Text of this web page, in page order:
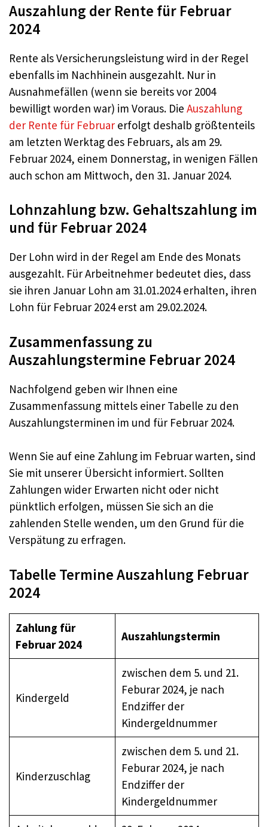
Auszahlung der Rente für Februar
2024
Rente als Versicherungsleistung wird in der Regel
ebenfalls im Nachhinein ausgezahlt. Nur in
Ausnahmefällen (wenn sie bereits vor 2004
bewilligt worden war) im Voraus. Die Auszahlung
der Rente für Februar erfolgt deshalb größtenteils
am letzten Werktag des Februars, als am 29.
Februar 2024, einem Donnerstag, in wenigen Fällen
auch schon am Mittwoch, den 31. Januar 2024.
Lohnzahlung bzw. Gehaltszahlung im
und für Februar 2024
Der Lohn wird in der Regel am Ende des Monats
ausgezahlt. Für Arbeitnehmer bedeutet dies, dass
sie ihren Januar Lohn am 31.01.2024 erhalten, ihren
Lohn für Februar 2024 erst am 29.02.2024.
Zusammenfassung zu
Auszahlungstermine Februar 2024
Nachfolgend geben wir Ihnen eine
Zusammenfassung mittels einer Tabelle zu den
Auszahlungsterminen im und für Februar 2024.
Wenn Sie auf eine Zahlung im Februar warten, sind
Sie mit unserer Übersicht informiert. Sollten
Zahlungen wider Erwarten nicht oder nicht
pünktlich erfolgen, müssen Sie sich an die
zahlenden Stelle wenden, um den Grund für die
Verspätung zu erfragen.
Tabelle Termine Auszahlung Februar
2024
Zahlung für
Februar 2024
Auszahlungstermin
Kindergeld
zwischen dem 5. und 21.
Feburar 2024, je nach
Endziffer der
Kindergeldnummer
Kinderzuschlag
zwischen dem 5. und 21.
Feburar 2024, je nach
Endziffer der
Kindergeldnummer